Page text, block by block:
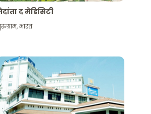
द मेडिसिटी
,भारत